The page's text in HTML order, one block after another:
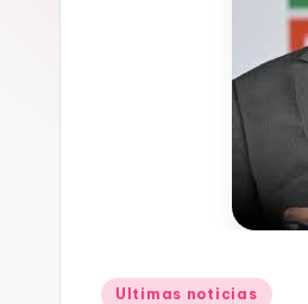
Posted
Ultimas noticias